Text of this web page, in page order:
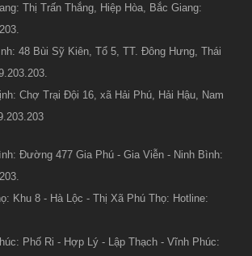
Thị Trấn Thắng, Hiệp Hòa, Bắc Giang:
48 Bùi Sỹ Kiên, Tổ 5, TT. Đông Hưng, Thái
Chợ Trại Đội 16, xã Hải Phú, Hải Hậu, Nam
Đường 477 Gia Phú - Gia Viễn - Ninh Bình:
Khu 8 - Hà Lộc - Thị Xã Phú Thọ: Hotline:
Phố Ri - Hợp Lý - Lập Thạch - Vĩnh Phúc: